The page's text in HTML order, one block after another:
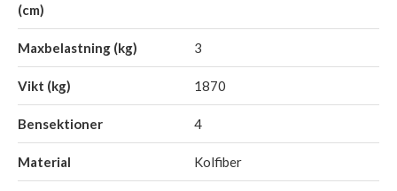
(cm)
Maxbelastning (kg) 3
Vikt (kg) 1870
Bensektioner 4
Material Kolfiber